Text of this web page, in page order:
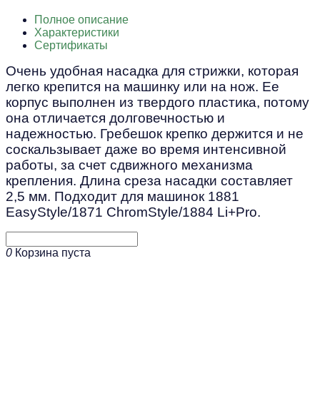
Полное описание
Характеристики
Сертификаты
Очень удобная насадка для стрижки, которая
легко крепится на машинку или на нож. Ее
корпус выполнен из твердого пластика, потому
она отличается долговечностью и
надежностью. Гребешок крепко держится и не
соскальзывает даже во время интенсивной
работы, за счет сдвижного механизма
крепления. Длина среза насадки составляет
2,5 мм. Подходит для машинок 1881
EasyStyle/1871 ChromStyle/1884 Li+Pro.
0 Корзина пуста